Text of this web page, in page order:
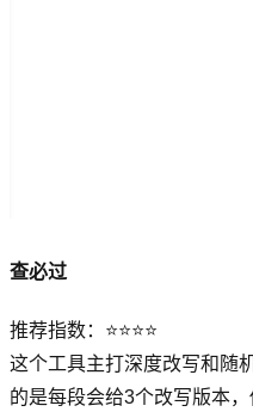
查必过
推荐指数：⭐⭐⭐⭐
这个工具主打深度改写和随
的是每段会给3个改写版本